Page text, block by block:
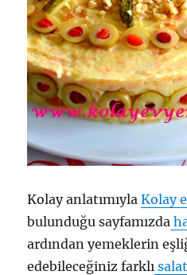
Kolay anlatımıylaKolay
bulunduğu sayfamızda
ardından yemeklerin
edebileceğiniz farklı